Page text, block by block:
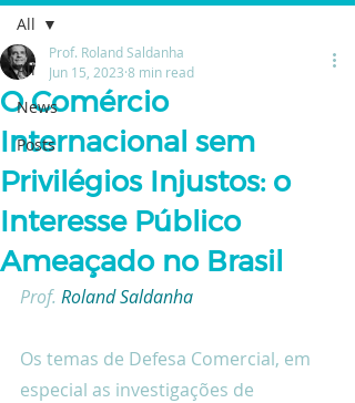
All
News
Posts
All
O Comércio
Internacional sem
Privilégios Injustos: o
Interesse Público
Ameaçado no Brasil
Prof. Roland Saldanha
Jun 15, 2023 8 min read
Prof. Roland Saldanha
Os temas de Defesa Comercial, em
especial as investigações de